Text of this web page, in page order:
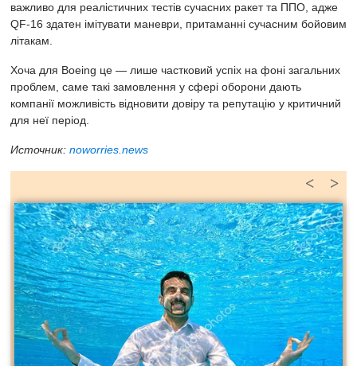
важливо для реалістичних тестів сучасних ракет та ППО, адже
QF‑16 здатен імітувати маневри, притаманні сучасним бойовим
літакам.
Хоча для Boeing це — лише частковий успіх на фоні загальних
проблем, саме такі замовлення у сфері оборони дають
компанії можливість відновити довіру та репутацію у критичний
для неї період.
Источник: noworries.news
>
<